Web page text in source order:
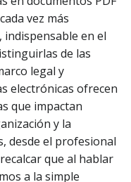
vez más
indispensable en el
de las
legal y
electrónicas ofrecen
que impactan
y la
desde el profesional
que al hablar
a la simple